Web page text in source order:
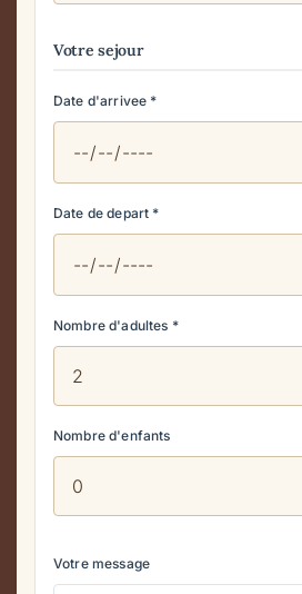
Votre sejour
Date d'arrivee *
Date de depart *
Nombre d'adultes *
Nombre d'enfants
Votre message